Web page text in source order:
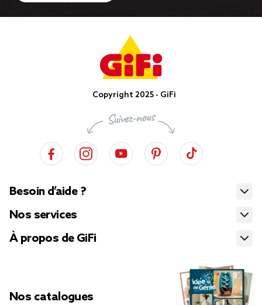
Copyright 2025 - GiFi
Besoin d’aide ?
Nos services
À propos de GiFi
Nos catalogues